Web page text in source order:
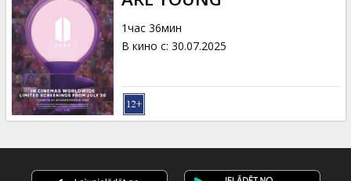
Кинозакуски
B2B
Клуб
1час 36мин
В кино с: 30.07.2025